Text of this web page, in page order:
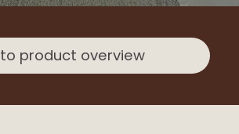
to product overview